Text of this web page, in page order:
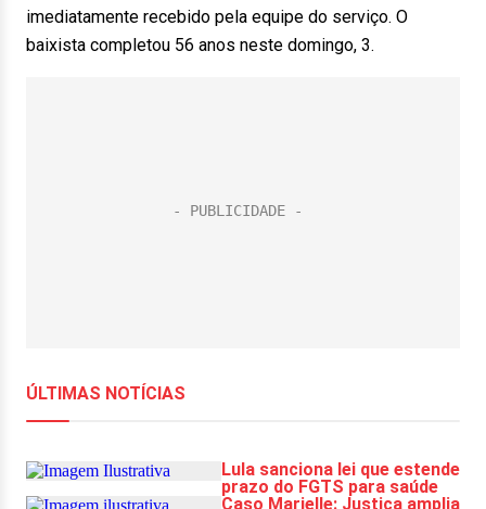
imediatamente recebido pela equipe do serviço. O
baixista completou 56 anos neste domingo, 3.